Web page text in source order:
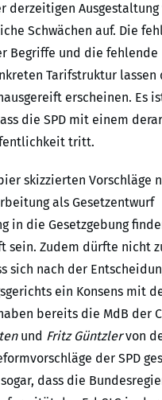
derzeitigen Ausgestaltung
Schwächen auf. Die
Begriffe und die fehlende
Tarifstruktur lassen
erscheinen. Es
die SPD mit einem
tritt.
skizzierten Vorschläge
als Gesetzentwurf
in die Gesetzgebung
sein. Zudem dürfte nicht
sich nach der
ein Konsens mit
bereits die MdB der
und Fritz Güntzlervon
der SPD
dass die